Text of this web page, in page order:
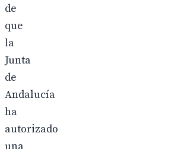
de
que
la
Junta
de
Andalucía
ha
autorizado